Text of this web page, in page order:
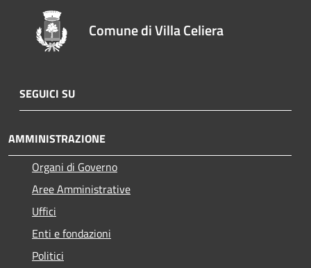
Comune di Villa Celiera
SEGUICI SU
AMMINISTRAZIONE
Organi di Governo
Aree Amministrative
Uffici
Enti e fondazioni
Politici